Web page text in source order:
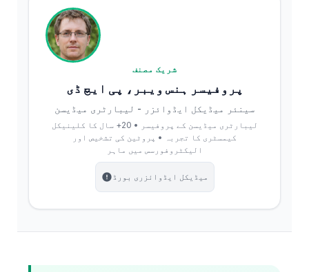
شریک مصنف
پروفیسر ہنس ویبر، پی ایچ ڈی
سینئر میڈیکل ایڈوائزر - لیبارٹری میڈیسن
لیبارٹری میڈیسن کے پروفیسر • 20+ سال کا کلینیکل
کیمسٹری کا تجربہ • پروٹین کی تشخیص اور
الیکٹروفورسس میں ماہر
میڈیکل ایڈوائزری بورڈ